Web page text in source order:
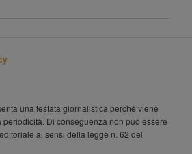
una testata giornalistica perché viene
Di conseguenza non può essere
ai sensi della legge n. 62 del